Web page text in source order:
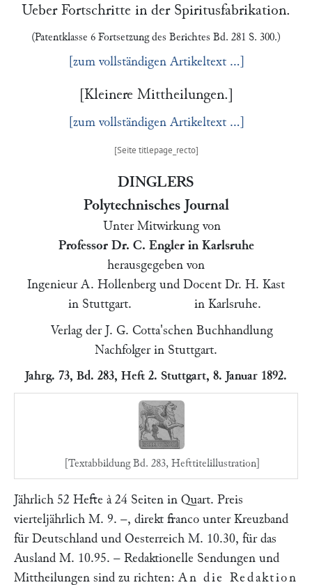
Ueber Fortschritte in der Spiritusfabrikation.
(Patentklasse 6 Fortsetzung des Berichtes Bd. 281 S. 300.)
[zum vollständigen Artikeltext …]
[Kleinere Mittheilungen.]
[zum vollständigen Artikeltext …]
DINGLERS
Polytechnisches Journal
Unter Mitwirkung von
Professor Dr. C. Engler in Karlsruhe
herausgegeben von
Ingenieur A. Hollenberg und Docent Dr. H. Kast
in Stuttgart. in Karlsruhe.
Verlag der J. G. Cotta'schen Buchhandlung
Nachfolger in Stuttgart.
Jahrg. 73, Bd. 283, Heft 2. Stuttgart, 8. Januar 1892.
[Textabbildung Bd. 283, Hefttitelillustration]
Jährlich 52 Hefte à 24 Seiten in Quart. Preis
vierteljährlich M. 9. –, direkt franco unter Kreuzband
für Deutschland und Oesterreich M. 10.30, für das
Ausland M. 10.95. – Redaktionelle Sendungen und
Mittheilungen sind zu richten: An die Redaktion